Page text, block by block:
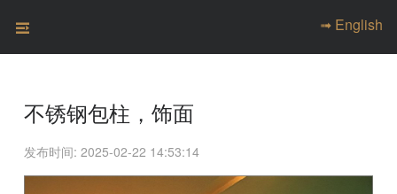
➟ English
不锈钢包柱，饰面
发布时间: 2025-02-22 14:53:14